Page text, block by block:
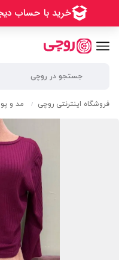
فروشگاه اینترنتی روچی / مد و